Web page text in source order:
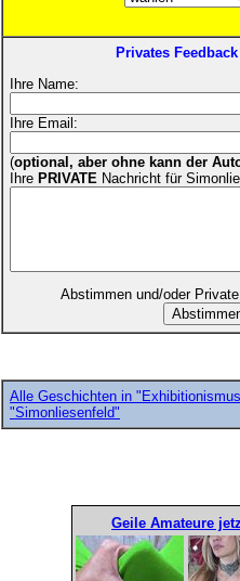
Privates
Ihre Name:
Ihre Email:
(optional, aber ohne kann der
Ihre PRIVATE Nachricht für
Abstimmen und/oder
Alle Geschichten in
"Simonliesenfeld"
Geile Amateure